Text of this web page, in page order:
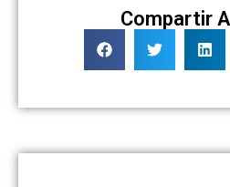
Compartir